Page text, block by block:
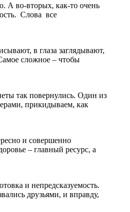
А во-вторых, как-то очень
Слова все
в глаза заглядывают,
сложное – чтобы
так повернулись. Один из
прикидываем, как
и совершенно
– главный ресурс, а
и непредсказуемость.
друзьями, и вправду,